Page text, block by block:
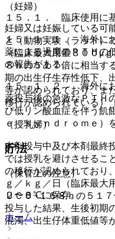
１５．１． 臨床使用に
１５．１．１． 海外に
薬による過度のＰＴＨの
の報告がある。
１５．１．２． 海外に
薬投与後の急激なＰＴＨ
び低リン酸血症を伴う飢
ｅ ｓｙｎｄｒｏｍｅ）
貯法
（保管上の注意）
２〜８℃に保存。
ホーム
（妊婦）
妊婦又は妊娠している可
と（動物実験（ラット）
（臨床最大用量３００μ
８ｈの５１７倍に相当す
期の出生仔生存性低下、
等が認められており、ま
移行が認められている）
（授乳婦）
本剤投与中及び本剤最終
では授乳を避けさせるこ
の移行が認められており
ｇ／ｋｇ／日（臨床最大
ＵＣ０−１６８ｈの５１
投与した結果、生後初期
混濁、出生仔体重低値等